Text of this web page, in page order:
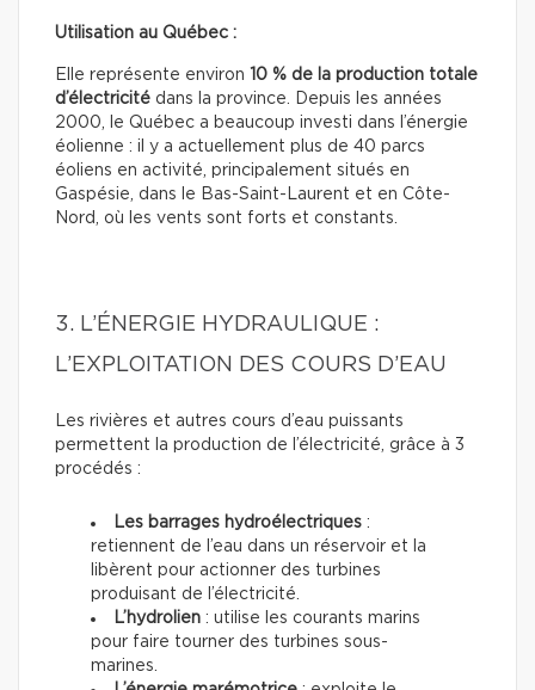
Utilisation au Québec :
Elle représente environ 10 % de la production totale
d’électricité dans la province. Depuis les années
2000, le Québec a beaucoup investi dans l’énergie
éolienne : il y a actuellement plus de 40 parcs
éoliens en activité, principalement situés en
Gaspésie, dans le Bas-Saint-Laurent et en Côte-
Nord, où les vents sont forts et constants.
3. L’ÉNERGIE HYDRAULIQUE :
L’EXPLOITATION DES COURS D’EAU
Les rivières et autres cours d’eau puissants
permettent la production de l’électricité, grâce à 3
procédés :
Les barrages hydroélectriques :
retiennent de l’eau dans un réservoir et la
libèrent pour actionner des turbines
produisant de l’électricité.
L’hydrolien : utilise les courants marins
pour faire tourner des turbines sous-
marines.